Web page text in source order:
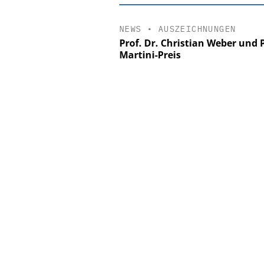
NEWS • AUSZEICHNUNGEN
Prof. Dr. Christian Weber und
Martini-Preis